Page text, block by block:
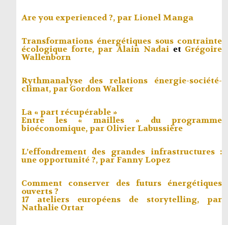
Are you experienced ?, par Lionel Manga
Transformations énergétiques sous contrainte
écologique forte, parAlain Nadaiet Grégoire
Wallenborn
Rythmanalyse des relations énergie-société-
climat, parGordon Walker
La « part récupérable »
Entre les « mailles » du programme
bioéconomique, par Olivier Labussière
L’effondrement des grandes infrastructures :
une opportunité ?, parFanny Lopez
Comment conserver des futurs énergétiques
ouverts ?
17 ateliers européens de storytelling, par
Nathalie Ortar